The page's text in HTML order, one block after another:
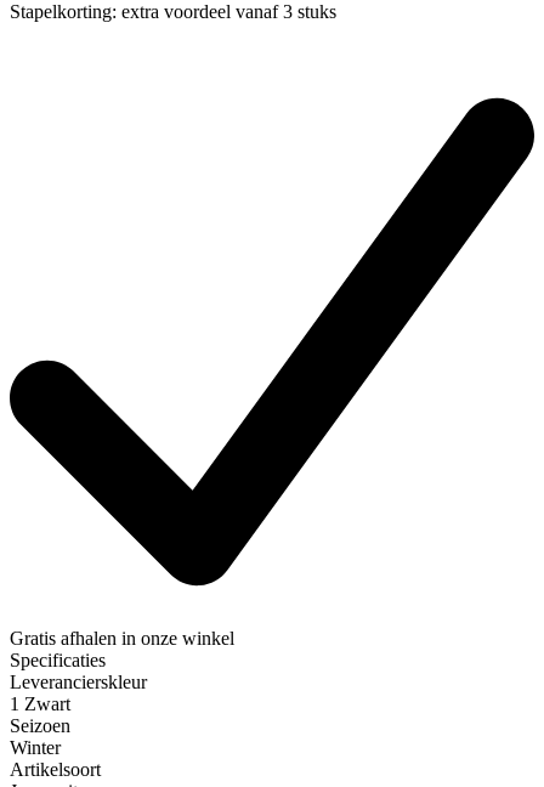
Stapelkorting: extra voordeel vanaf 3 stuks
Gratis afhalen in onze winkel
Specificaties
Leverancierskleur
1 Zwart
Seizoen
Winter
Artikelsoort